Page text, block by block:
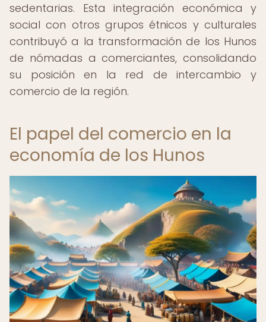
sedentarias. Esta integración económica y
social con otros grupos étnicos y culturales
contribuyó a la transformación de los Hunos
de nómadas a comerciantes, consolidando
su posición en la red de intercambio y
comercio de la región.
El papel del comercio en la
economía de los Hunos